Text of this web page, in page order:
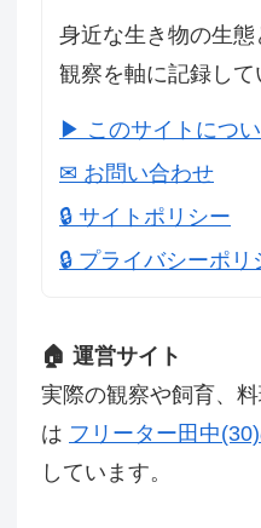
身近な生き物の生態
観察を軸に記録して
▶ このサイトにつ
✉ お問い合わせ
🔒 サイトポリシー
🔒 プライバシーポリ
🏠 運営サイト
実際の観察や飼育、
は フリーター田中
しています。